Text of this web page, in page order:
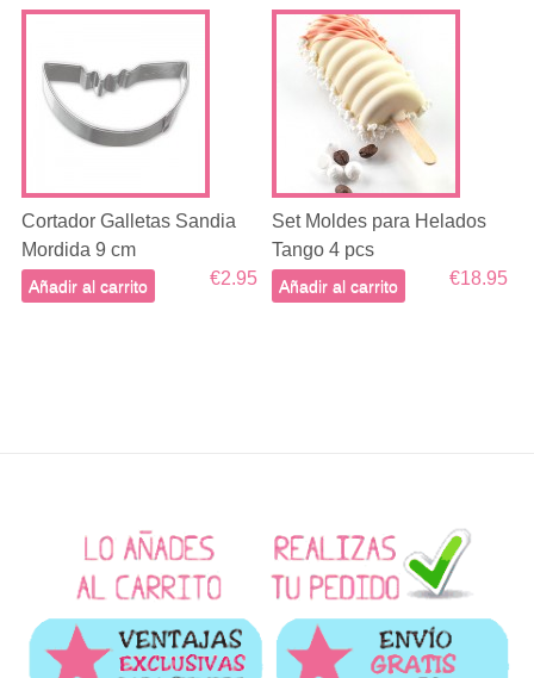
Cortador Galletas Sandia
Mordida 9 cm
€2.95
Añadir al carrito
Set Moldes para Helados
Tango 4 pcs
€18.95
Añadir al carrito